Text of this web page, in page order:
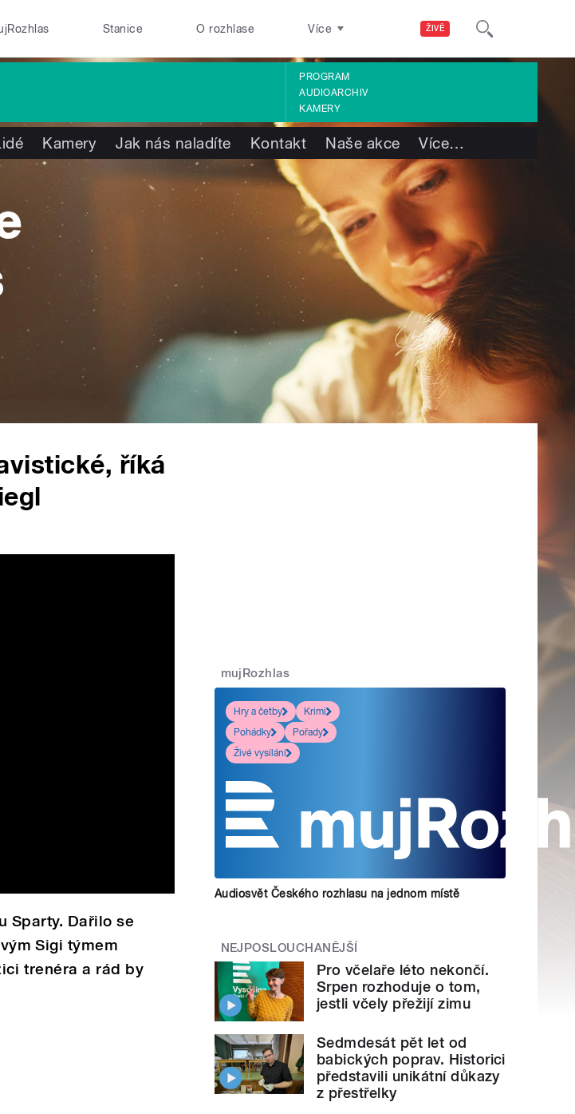
ŽIVĚ
Stanice O rozhlase Více
PROGRAM
AUDIOARCHIV
KAMERY
Kamery Jak nás naladíte Kontakt Naše akce Více…
říká
Sparty. Dařilo se
Sigi týmem
trenéra a rád by
mujRozhlas
Hry a četby
Krimi
Pohádky
Pořady
Živé vysílání
Audiosvět Českého rozhlasu na jednom místě
NEJPOSLOUCHANĚJŠÍ
Pro včelaře léto nekončí.
Srpen rozhoduje o tom,
jestli včely přežijí zimu
Sedmdesát pět let od
babických poprav. Historici
představili unikátní důkazy
z přestřelky